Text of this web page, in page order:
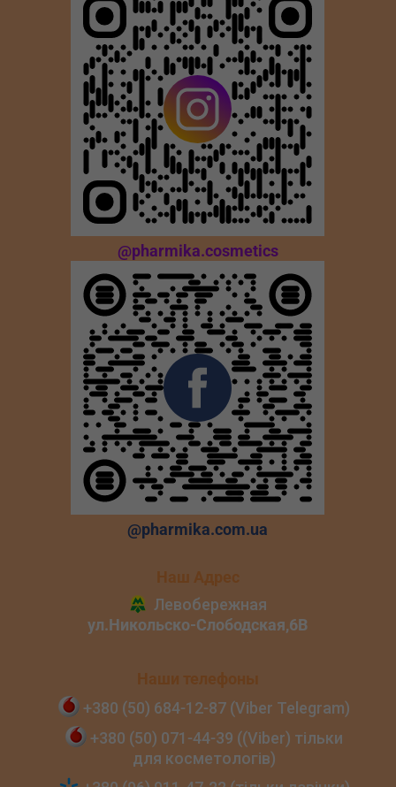
@pharmika.cosmetics
@pharmika.com.ua
Наш Адрес
Наши телефоны
+380 (50) 684‑12‑87 (Viber Telegram)
+380 (50) 071‑44‑39 ((Viber) тільки
для косметологів)